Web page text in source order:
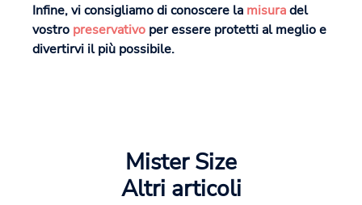
Infine, vi consigliamo di conoscere la misuradel
vostro preservativo per essere protetti al meglio e
divertirvi il più possibile.
Mister Size
Altri articoli